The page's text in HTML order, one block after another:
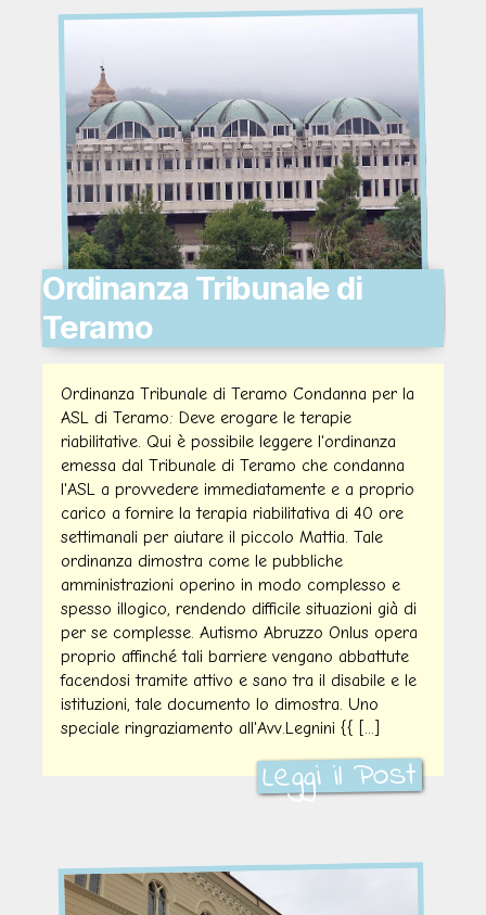
Ordinanza Tribunale di
Teramo
Ordinanza Tribunale di Teramo Condanna per la
ASL di Teramo: Deve erogare le terapie
riabilitative. Qui è possibile leggere l'ordinanza
emessa dal Tribunale di Teramo che condanna
l'ASL a provvedere immediatamente e a proprio
carico a fornire la terapia riabilitativa di 40 ore
settimanali per aiutare il piccolo Mattia. Tale
ordinanza dimostra come le pubbliche
amministrazioni operino in modo complesso e
spesso illogico, rendendo difficile situazioni già di
per se complesse. Autismo Abruzzo Onlus opera
proprio affinché tali barriere vengano abbattute
facendosi tramite attivo e sano tra il disabile e le
istituzioni, tale documento lo dimostra. Uno
speciale ringraziamento all'Avv.Legnini {{ [...]
Leggi il Post